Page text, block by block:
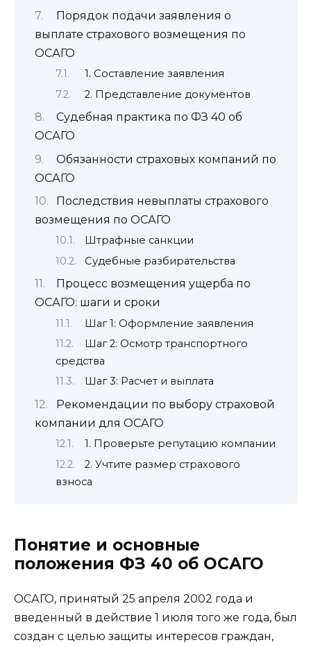
Порядок подачи заявления о
выплате страхового возмещения по
ОСАГО
1. Составление заявления
2. Представление документов
Судебная практика по ФЗ 40 об
ОСАГО
Обязанности страховых компаний по
ОСАГО
Последствия невыплаты страхового
возмещения по ОСАГО
Штрафные санкции
Судебные разбирательства
Процесс возмещения ущерба по
ОСАГО: шаги и сроки
Шаг 1: Оформление заявления
Шаг 2: Осмотр транспортного
средства
Шаг 3: Расчет и выплата
Рекомендации по выбору страховой
компании для ОСАГО
1. Проверьте репутацию компании
2. Учтите размер страхового
взноса
Понятие и основные
положения ФЗ 40 об ОСАГО
ОСАГО, принятый 25 апреля 2002 года и
введенный в действие 1 июля того же года, был
создан с целью защиты интересов граждан,